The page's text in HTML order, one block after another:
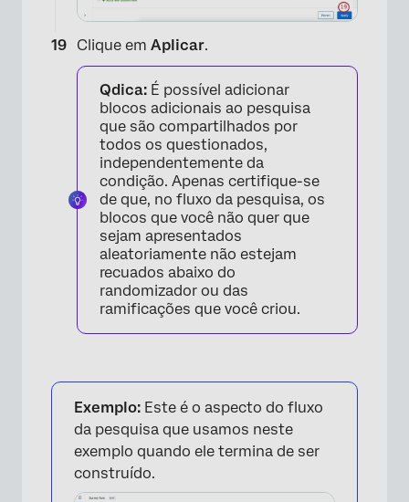
×
Clique em Aplicar.
Qdica: É possível adicionar
blocos adicionais ao pesquisa
que são compartilhados por
todos os questionados,
independentemente da
condição. Apenas certifique-se
de que, no fluxo da pesquisa, os
blocos que você não quer que
sejam apresentados
aleatoriamente não estejam
recuados abaixo do
randomizador ou das
ramificações que você criou.
Exemplo: Este é o aspecto do fluxo
da pesquisa que usamos neste
exemplo quando ele termina de ser
construído.